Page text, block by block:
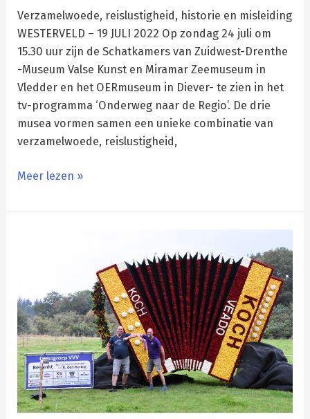
Verzamelwoede, reislustigheid, historie en misleiding
WESTERVELD – 19 JULI 2022 Op zondag 24 juli om
15.30 uur zijn de Schatkamers van Zuidwest-Drenthe
-Museum Valse Kunst en Miramar Zeemuseum in
Vledder en het OERmuseum in Diever- te zien in het
tv-programma ‘Onderweg naar de Regio’. De drie
musea vormen samen een unieke combinatie van
verzamelwoede, reislustigheid,
Meer lezen »
bloemenmozaïek
maken